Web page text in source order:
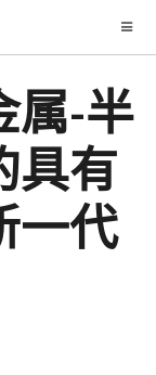
属-半
具有
一代